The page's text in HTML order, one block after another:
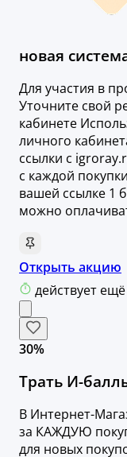
новая
Для участия в
Уточните свой
кабинете
личного
ссылки с
с каждой
вашей ссылке 1
можно
Открыть акцию
действует
30%
Трать И-
В Интернет-
за КАЖДУЮ
для новых